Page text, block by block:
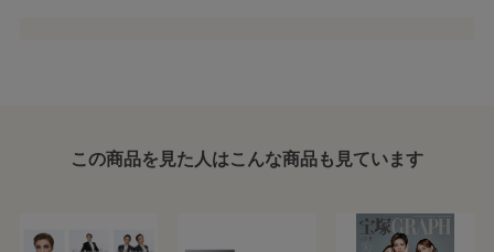
この商品を見た人はこんな商品も見ています